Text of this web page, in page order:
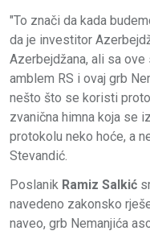
"To znači da kada
da je investitor
Azerbejdžana, ali sa
amblem RS i ovaj grb
nešto što se koristi
zvanična himna koja se
protokolu neko hoće, a
Stevandić.
Poslanik Ramiz Salkić
navedeno zakonsko
naveo, grb Nemanjića